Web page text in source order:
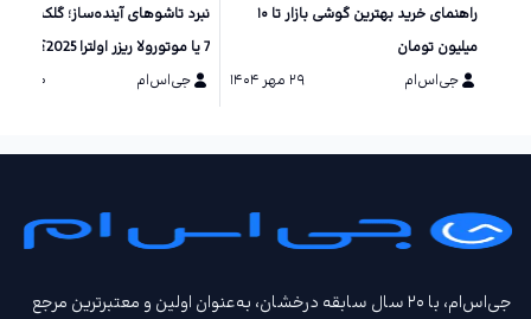
راهنمای خرید بهترین گوشی بازار تا ۱۰
میلیون تومان
جی‌اس‌ام
۲۹ مهر ۱۴۰۴
نبرد تاشو‌های آینده‌ساز؛ گلکسی زد
7 یا موتورولا ریزر اولترا 2025؟
جی‌اس‌ام
۲۰ مرداد ۱۴۰۴
جی‌اس‌ام، با ۲۰ سال سابقه درخشان، به‌عنوان اولین و معتبرترین مرجع